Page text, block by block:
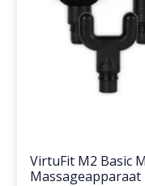
VirtuFit M2 Basic